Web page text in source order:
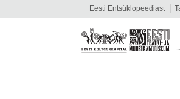
Eesti Entsüklopeediast